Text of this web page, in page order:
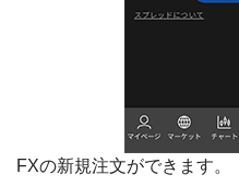
FXの新規注文ができます。